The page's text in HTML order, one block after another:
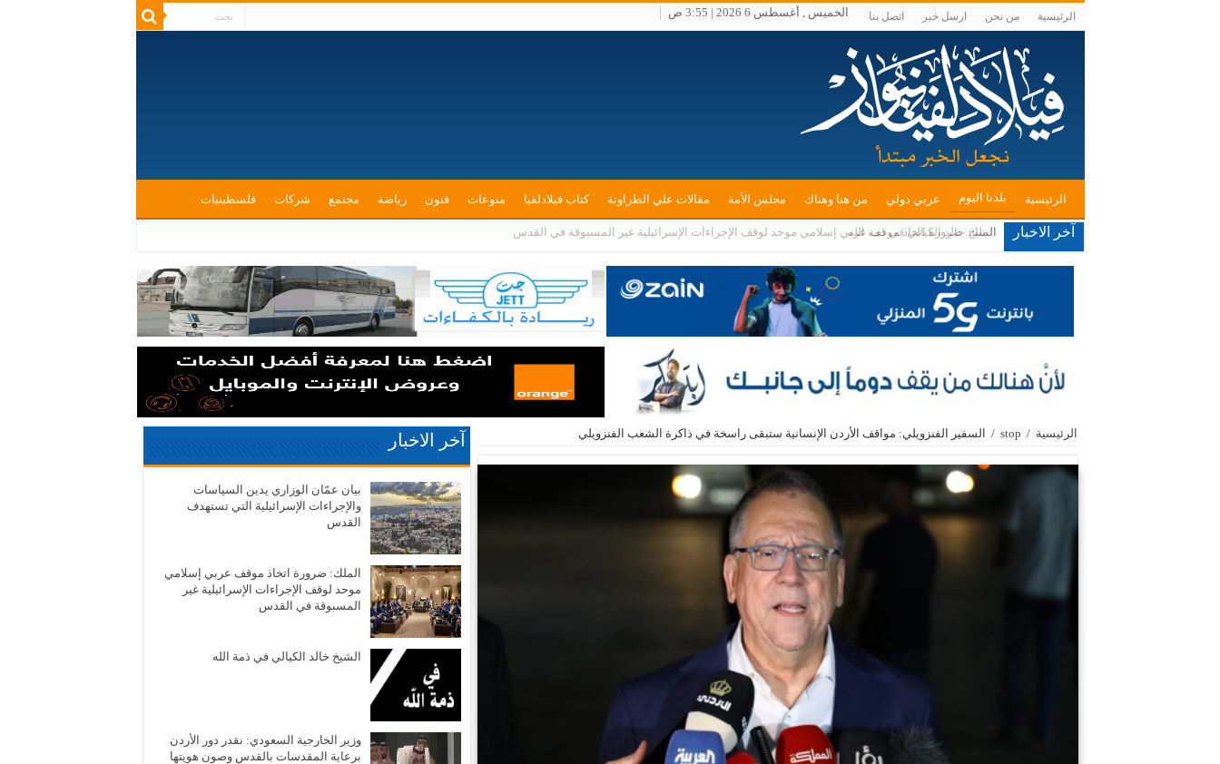
الرئيسية من نحن ارسل خبر اتصل بنا الخميس , أغسطس 6 2026 | 3:55 ص
الرئيسية بلدنا اليوم عربي دولي من هنا وهناك مجلس الأمة مقالات علي الطراونة كتاب فيلادلفيا منوعات فنون رياضة مجتمع شركات فلسطينيات
آخر الاخبار الشيخ خالد الكيالي في ذمة الله
الرئيسية /
stop
/ السفير الفنزويلي: مواقف الأردن الإنسانية ستبقى راسخة في ذاكرة الشعب الفنزويلي آخر الاخبار
بيان عمّان الوزاري يدين السياسات
والإجراءات الإسرائيلية التي تستهدف
القدس
الملك: ضرورة اتخاذ موقف عربي إسلامي
موحد لوقف الإجراءات الإسرائيلية غير
المسبوقة في القدس
الشيخ خالد الكيالي في ذمة الله
وزير الخارجية السعودي: نقدر دور الأردن
برعاية المقدسات بالقدس وصون هويتها